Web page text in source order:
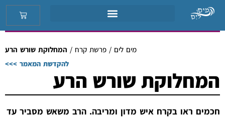
מים לים / פרשת קרח / המחלוקת שורש הרע
להקדשת המאמר >>>
המחלוקת שורש הרע
חכמים ראו בקרח איש מדון ומריבה. הרב משאש מסביר עד